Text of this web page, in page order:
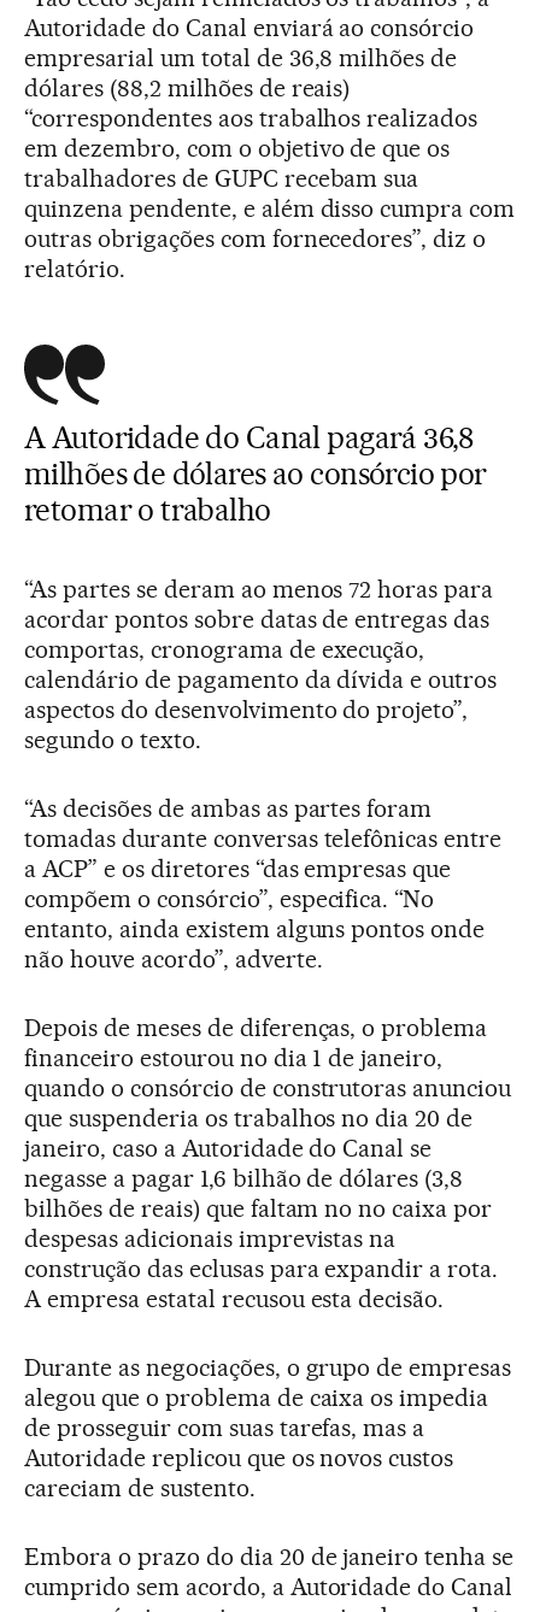
Autoridade do Canal enviará ao consórcio
empresarial um total de 36,8 milhões de
dólares (88,2 milhões de reais)
“correspondentes aos trabalhos realizados
em dezembro, com o objetivo de que os
trabalhadores de GUPC recebam sua
quinzena pendente, e além disso cumpra com
outras obrigações com fornecedores”, diz o
relatório.
A Autoridade do Canal pagará 36,8
milhões de dólares ao consórcio por
retomar o trabalho
“As partes se deram ao menos 72 horas para
acordar pontos sobre datas de entregas das
comportas, cronograma de execução,
calendário de pagamento da dívida e outros
aspectos do desenvolvimento do projeto”,
segundo o texto.
“As decisões de ambas as partes foram
tomadas durante conversas telefônicas entre
a ACP” e os diretores “das empresas que
compõem o consórcio”, especifica. “No
entanto, ainda existem alguns pontos onde
não houve acordo”, adverte.
Depois de meses de diferenças, o problema
financeiro estourou no dia 1 de janeiro,
quando o consórcio de construtoras anunciou
que suspenderia os trabalhos no dia 20 de
janeiro, caso a Autoridade do Canal se
negasse a pagar 1,6 bilhão de dólares (3,8
bilhões de reais) que faltam no no caixa por
despesas adicionais imprevistas na
construção das eclusas para expandir a rota.
A empresa estatal recusou esta decisão.
Durante as negociações, o grupo de empresas
alegou que o problema de caixa os impedia
de prosseguir com suas tarefas, mas a
Autoridade replicou que os novos custos
careciam de sustento.
Embora o prazo do dia 20 de janeiro tenha se
cumprido sem acordo, a Autoridade do Canal